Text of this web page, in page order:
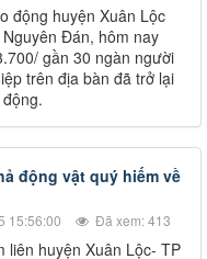
động huyện Xuân Lộc
Đán, hôm nay
gần 30 ngàn người
trên địa bàn đã trở lại
động vật quý hiếm về
15:56:00 Đã xem: 413
liên huyện Xuân Lộc- TP